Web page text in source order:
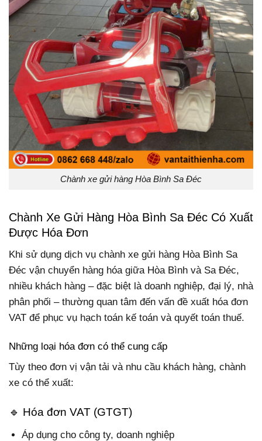
Chành xe gửi hàng Hòa Bình Sa Đéc
Chành Xe Gửi Hàng Hòa Bình Sa Đéc Có Xuất
Được Hóa Đơn
Khi sử dụng dịch vụ chành xe gửi hàng Hòa Bình Sa
Đéc vận chuyển hàng hóa giữa Hòa Bình và Sa Đéc,
nhiều khách hàng – đặc biệt là doanh nghiệp, đại lý, nhà
phân phối – thường quan tâm đến vấn đề xuất hóa đơn
VAT để phục vụ hạch toán kế toán và quyết toán thuế.
Những loại hóa đơn có thể cung cấp
Tùy theo đơn vị vận tải và nhu cầu khách hàng, chành
xe có thể xuất:
🔹 Hóa đơn VAT (GTGT)
Áp dụng cho công ty, doanh nghiệp